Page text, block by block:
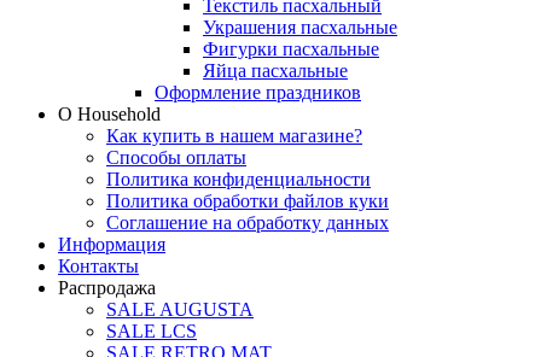
Текстиль пасхальный
Украшения пасхальные
Фигурки пасхальные
Яйца пасхальные
Оформление праздников
О Household
Как купить в нашем магазине?
Способы оплаты
Политика конфиденциальности
Политика обработки файлов куки
Соглашение на обработку данных
Информация
Контакты
Распродажа
SALE AUGUSTA
SALE LCS
SALE RETRO MAT